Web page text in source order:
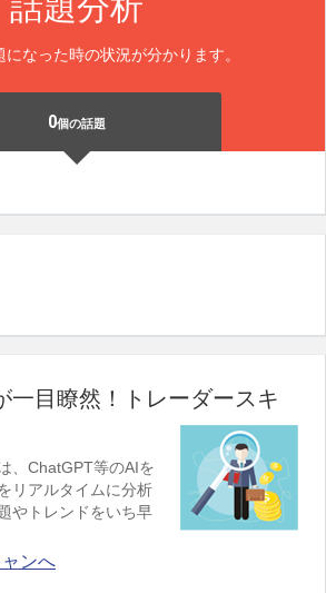
になった時の状況が分かります。
0個の話題
一目瞭然！トレーダースキ
、ChatGPT等のAIを
リアルタイムに分析
やトレンドをいち早
ンへ